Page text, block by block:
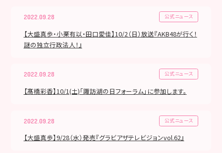
2022.09.28 公式ニュース
【大盛真歩・小栗有以・田口愛佳】10/2（日）放送『AKB48が行く！
謎の独立行政法人！』
2022.09.28 公式ニュース
【髙橋彩香】10/1(土)「諏訪湖の日フォーラム」に参加します。
2022.09.28 公式ニュース
【大盛真歩】9/28（水）発売『グラビアザテレビジョンvol.62』